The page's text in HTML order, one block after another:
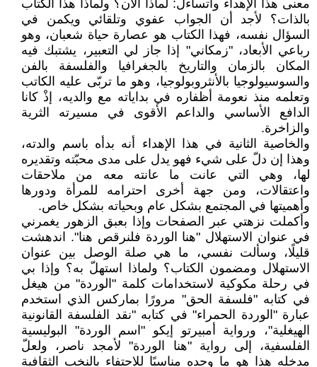
معنى هذا الإهداء وأتساءل: لماذا الآن؟ ولماذا هذا الكتاب
بالذات؟ لأجد أن الجواب عفوي وتلقائي ويكمن في
السؤال نفسه، فهذا الكتاب هو عصارة حياة شعبان، وهو
رباعي الأبعاد، "زمكاني" إذا جاز لي التعبير، يشتبك فيه
المكان بالزمان والتاريخ بالجغرافيا والفلسفة بالفن
والسوسيولوجيا بالأنثروبولوجيا، وهو ما تربّى عليه الكاتب
وتعلمه منذ نعومة أظفاره في بداياته مع والديه، إذْ كانا
الدافع الأساسي والداعم الأقوى في مسيرته الثرية
والزاخرة.
والخاصية الثانية في هذا الإهداء أنه بدأه باسم والدته،
وهذا إن دلّ على شيء فهو يدل على مدى محبّته وتقديره
لها، وهي التي عانت ما عانته معه من ملاحقات
واعتقالات، ومن جهة أخرى احترامه للمرأة ودورها
وأهميتها في المجتمع بشكل عام وبحياته بشكل خاص.
وأكملت نزهتي عبر الصفحات وإذا بعبق الزهور يغمرني
في عنوان الاستهلال "هنا الوردة فلنرقص هنا". اندهشت
قليلًا، وسألت نفسي، ما هي صلة الوصل بين عنوان
الاستهلال ومضمون الكتاب؟ ولماذا استهلّ به؟ وإذا بي
في رحلة مكوكية لاستخدامات كلمة "الوردة" من هيغل
في كتابه "فلسفة الحق" مرورًا بماركس الذي استخدم
عبارة "الوردة الحمراء" في كتابه "نقد الفلسفة القانونية
الهيغلية"، ورواية أمبيرتو إيكو "اسم الوردة" البوليسية
الفلسفية، إلى رواية "هنا الوردة" لأمجد ناصر، ولعلّ
مدخله هذا هو ما وجده مناسبًا للاحتفاء بالنخب الثقافية